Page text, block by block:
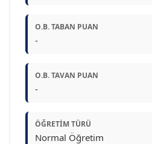
O.B. TABAN PUAN
-
O.B. TAVAN PUAN
-
ÖĞRETIM TÜRÜ
Normal Öğretim